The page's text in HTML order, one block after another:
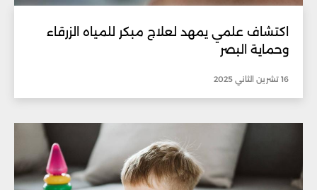
اكتشاف علمي يمهد لعلاج مبكر للمياه الزرقاء
وحماية البصر
16 تشرين الثاني 2025